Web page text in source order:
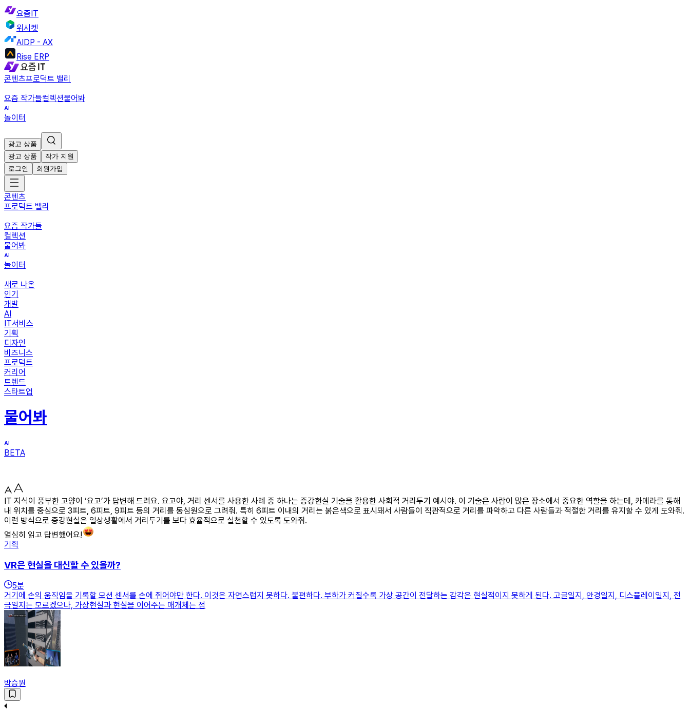
요즘IT
위시켓
AIDP - AX
Rise ERP
콘텐츠프로덕트 밸리
요즘 작가들컬렉션물어봐
놀이터
광고 상품
광고 상품
작가 지원
로그인
회원가입
콘텐츠
프로덕트 밸리
요즘 작가들
컬렉션
물어봐
놀이터
새로 나온
인기
개발
AI
IT서비스
기획
디자인
비즈니스
프로덕트
커리어
트렌드
스타트업
물어봐
BETA
IT 지식이 풍부한 고양이 ‘요고’가 답변해 드려요. 요고야, 거리 센서를 사용한 사례 중 하나는 증강현실 기술을 활용한 사회적 거리두기 예시야. 이 기술은 사람이 많은 장소에서 중요한 역할을 하는데, 카메라를 통해
내 위치를 중심으로 3피트, 6피트, 9피트 등의 거리를 동심원으로 그려줘. 특히 6피트 이내의 거리는 붉은색으로 표시돼서 사람들이 직관적으로 거리를 파악하고 다른 사람들과 적절한 거리를 유지할 수 있게 도와줘.
이런 방식으로 증강현실은 일상생활에서 거리두기를 보다 효율적으로 실천할 수 있도록 도와줘.
열심히 읽고 답변했어요!
기획
VR은 현실을 대신할 수 있을까?
5분
거기에 손의 움직임을 기록할 모션 센서를 손에 쥐어야만 한다. 이것은 자연스럽지 못하다. 불편하다. 부하가 커질수록 가상 공간이 전달하는 감각은 현실적이지 못하게 된다. 고글일지, 안경일지, 디스플레이일지, 전
극일지는 모르겠으나, 가상현실과 현실을 이어주는 매개체는 점
박승원